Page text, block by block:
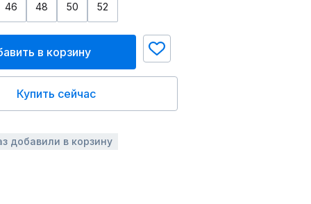
46 48 50 52
в корзину
Купить сейчас
добавили в корзину